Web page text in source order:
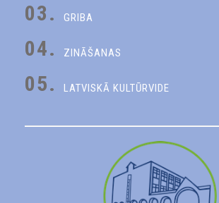
03. GRIBA
04. ZINĀŠANAS
05. LATVISKĀ KULTŪRVIDE